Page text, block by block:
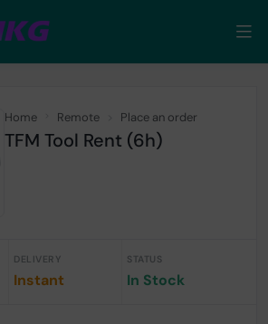
Home Remote Place an order
TFM Tool Rent (6h)
DELIVERY
Instant
STATUS
In Stock